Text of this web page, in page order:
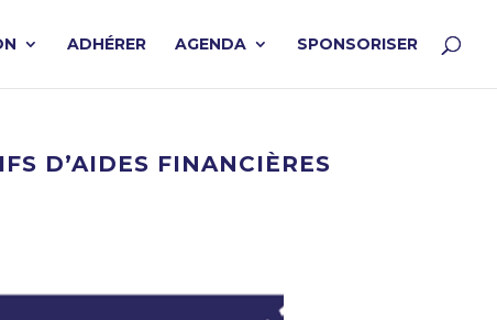
ADHÉRER AGENDA SPONSORISER
D’AIDES FINANCIÈRES